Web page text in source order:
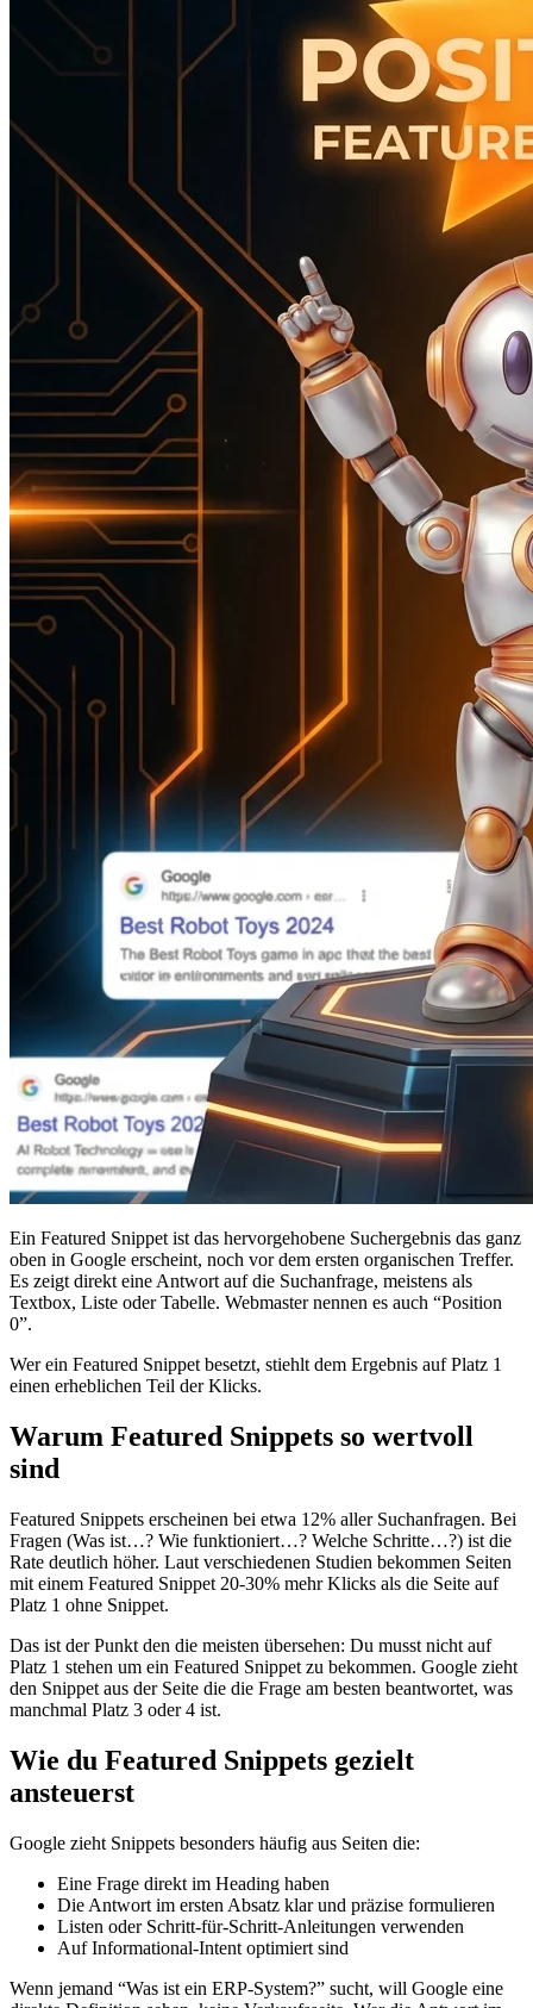
Ein Featured Snippet ist das hervorgehobene Suchergebnis das ganz
oben in Google erscheint, noch vor dem ersten organischen Treffer.
Es zeigt direkt eine Antwort auf die Suchanfrage, meistens als
Textbox, Liste oder Tabelle. Webmaster nennen es auch “Position
0”.
Wer ein Featured Snippet besetzt, stiehlt dem Ergebnis auf Platz 1
einen erheblichen Teil der Klicks.
Warum Featured Snippets so wertvoll
sind
Featured Snippets erscheinen bei etwa 12% aller Suchanfragen. Bei
Fragen (Was ist…? Wie funktioniert…? Welche Schritte…?) ist die
Rate deutlich höher. Laut verschiedenen Studien bekommen Seiten
mit einem Featured Snippet 20-30% mehr Klicks als die Seite auf
Platz 1 ohne Snippet.
Das ist der Punkt den die meisten übersehen: Du musst nicht auf
Platz 1 stehen um ein Featured Snippet zu bekommen. Google zieht
den Snippet aus der Seite die die Frage am besten beantwortet, was
manchmal Platz 3 oder 4 ist.
Wie du Featured Snippets gezielt
ansteuerst
Google zieht Snippets besonders häufig aus Seiten die:
Eine Frage direkt im Heading haben
Die Antwort im ersten Absatz klar und präzise formulieren
Listen oder Schritt-für-Schritt-Anleitungen verwenden
Auf Informational-Intent optimiert sind
Wenn jemand “Was ist ein ERP-System?” sucht, will Google eine